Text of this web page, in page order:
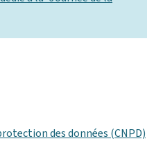
des données (CNPD)